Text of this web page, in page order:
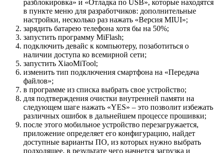
разблокировка» и «Отладка по USB», которые находятся
в пункте меню для разработчиков: дополнительные
настройки, несколько раз нажать «Версия MIUI»;
зарядить батарею телефона хотя бы на 50%;
запустить программу MiFlash;
подключить девайс к компьютеру, позаботиться о
наличии доступа ко всемирной сети;
запустить XiaoMiTool;
изменить тип подключения смартфона на «Передача
файлов»;
в программе из списка выбрать свое устройство;
для подтверждения очистки внутренней памяти на
следующем шаге нажать «YES» – это позволит избежать
различных ошибок в дальнейшем процессе прошивки;
после этого мобильное устройство перезагружается,
приложение определяет его конфигурацию, найдет
доступные варианты ПО, из которых нужно выбрать
подходящее, в результате чего начнется загрузка и